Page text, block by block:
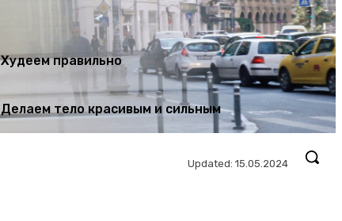
Худеем правильно
Делаем тело красивым и сильным
Updated: 15.05.2024